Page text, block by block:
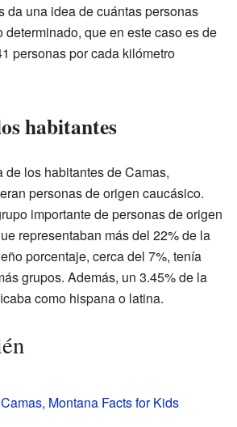
da una idea de cuántas personas
que en este caso es de
personas por cada kilómetro
habitantes
de los habitantes de Camas,
personas de origen caucásico.
importante de personas de origen
representaban más del 22% de la
porcentaje, cerca del 7%, tenía
grupos. Además, un 3.45% de la
como hispana o latina.
Camas, Montana Facts for Kids